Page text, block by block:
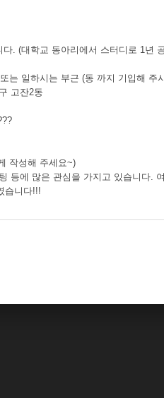
다. (대학교 동아리에서 스터디로 1년
는 일하시는 부근 (동 까지 기입해 주
고잔2동
작성해 주세요~)
등에 많은 관심을 가지고 있습니다.
습니다!!!